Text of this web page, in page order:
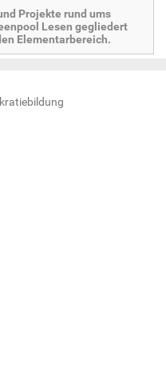
Projekte rund ums
Lesen gegliedert
Elementarbereich.